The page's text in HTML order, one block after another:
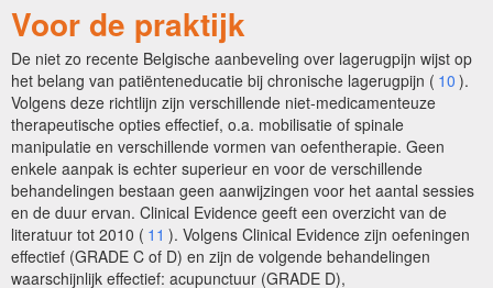
Voor de praktijk
De niet zo recente Belgische aanbeveling over lagerugpijn wijst op
het belang van patiënteneducatie bij chronische lagerugpijn ( 10 ).
Volgens deze richtlijn zijn verschillende niet-medicamenteuze
therapeutische opties effectief, o.a. mobilisatie of spinale
manipulatie en verschillende vormen van oefentherapie. Geen
enkele aanpak is echter superieur en voor de verschillende
behandelingen bestaan geen aanwijzingen voor het aantal sessies
en de duur ervan. Clinical Evidence geeft een overzicht van de
literatuur tot 2010 ( 11 ). Volgens Clinical Evidence zijn oefeningen
effectief (GRADE C of D) en zijn de volgende behandelingen
waarschijnlijk effectief: acupunctuur (GRADE D),